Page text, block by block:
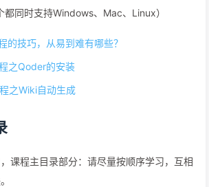
同时支持Windows、Mac、Linux）
的技巧，从易到难有哪些？
之Qoder的安装
之Wiki自动生成
课程主目录部分：请尽量按顺序学习，互相